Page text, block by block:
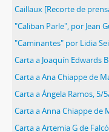
Caillaux [Recorte de
"Caliban Parle", por Jean
"Caminantes" por Lidia
Carta a Joaquín Edwards
Carta a Ana Chiappe de
Carta a Ángela Ramos, 5/
Carta a Anna Chiappe de
Carta a Artemia G de